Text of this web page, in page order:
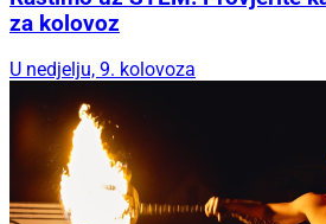
za kolovoz
U nedjelju, 9. kolovoza